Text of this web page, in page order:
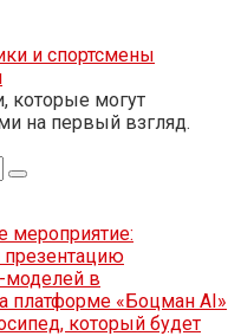
и спортсмены
которые могут
на первый взгляд.
мероприятие:
моделей в
платформе «Боцман AI»
который будет